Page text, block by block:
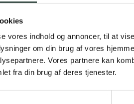
vores indhold og annoncer, til at
om din brug af vores
Vores partnere kan
fra din brug af deres tjenester.